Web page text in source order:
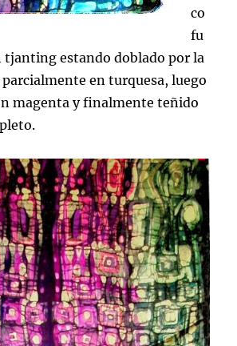
co
fu
tjanting estando doblado por la
en turquesa, luego
magenta y finalmente teñido